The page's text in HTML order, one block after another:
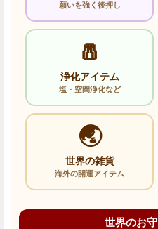
願いを強く後押し
🧂
浄化アイテム
塩・空間浄化など
🌏
世界の雑貨
海外の開運アイテム
世界のお